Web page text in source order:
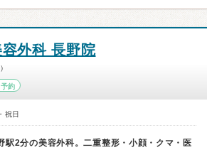
外科 長野院
約
祝日
駅2分の美容外科。二重整形・小顔・クマ・医